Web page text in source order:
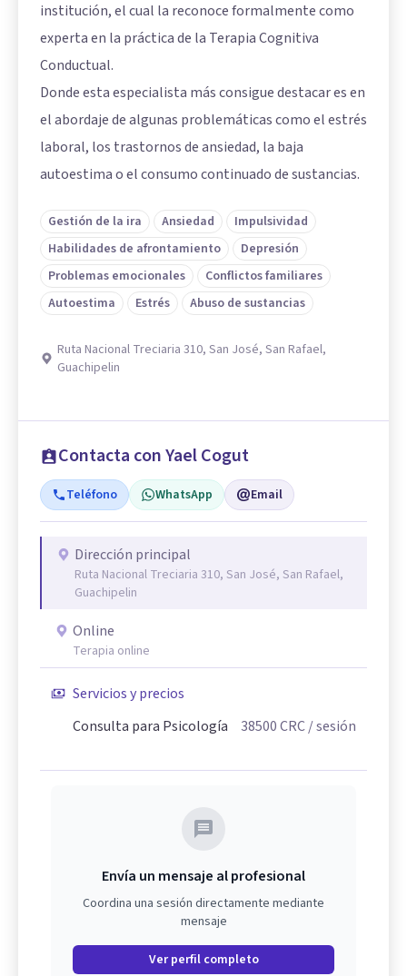
institución, el cual la reconoce formalmente como
experta en la práctica de la Terapia Cognitiva
Conductual.
Donde esta especialista más consigue destacar es en
el abordaje de algunas problemáticas como el estrés
laboral, los trastornos de ansiedad, la baja
autoestima o el consumo continuado de sustancias.
Gestión de la ira Ansiedad
Impulsividad
Habilidades de afrontamiento
Depresión
Problemas emocionales
Conflictos familiares
Autoestima
Estrés Abuso de sustancias
Ruta Nacional Treciaria 310, San José, San Rafael,
Guachipelin
Contacta con Yael Cogut
Teléfono WhatsApp Email
Dirección principal
Ruta Nacional Treciaria 310, San José, San Rafael,
Guachipelin
Online
Terapia online
Servicios y precios
Consulta para Psicología
38500CRC/ sesión
Envía un mensaje al profesional
Coordina una sesión directamente mediante
mensaje
Ver perfil completo